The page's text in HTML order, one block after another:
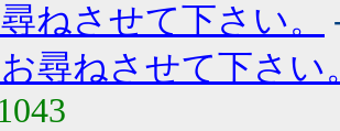
ねさせて下さい。
お尋ねさせて下さい